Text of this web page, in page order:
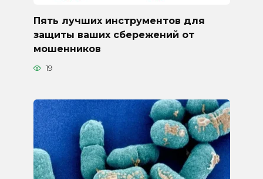
Пять лучших инструментов для
защиты ваших сбережений от
мошенников
19